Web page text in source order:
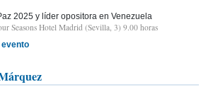
2025 y líder opositora en Venezuela
Seasons Hotel Madrid (Sevilla, 3) 9.00 horas
evento